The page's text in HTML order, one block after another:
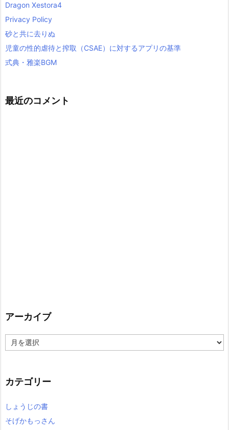
Dragon Xestora4
Privacy Policy
砂と共に去りぬ
児童の性的虐待と搾取（CSAE）に対するアプリの基準
式典・雅楽BGM
最近のコメント
アーカイブ
ー
ブ
カテゴリー
しょうじの書
そげかもっさん